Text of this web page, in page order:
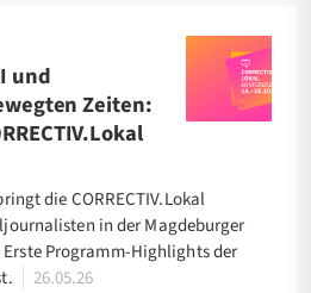
und
Zeiten:
die CORRECTIV.Lokal
in der Magdeburger
Programm-Highlights der
26.05.26